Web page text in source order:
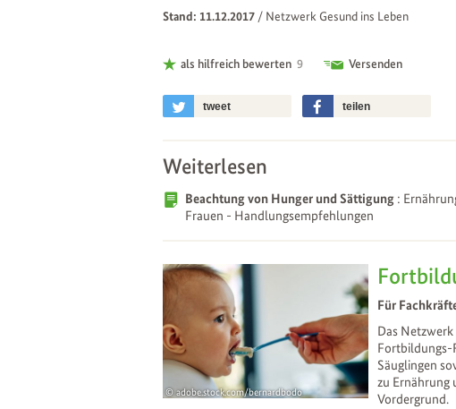
Stand: 11.12.2017 / Netzwerk Gesund ins Leben
als hilfreich bewerten 9 Versenden
tweet teilen
Weiterlesen
Beachtung von Hunger und Sättigung
Frauen - Handlungsempfehlungen
adobe.stock.com/bernardbodo
Für
Das
Fortbildungs-
Säuglingen
zu Ernährung
Vordergrund.